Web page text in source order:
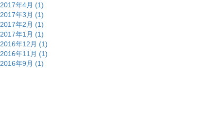
2017年4月 (1)
2017年3月 (1)
2017年2月 (1)
2017年1月 (1)
2016年12月 (1)
2016年11月 (1)
2016年9月 (1)